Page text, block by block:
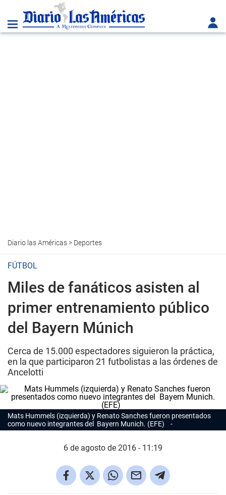
Diario las Américas> Deportes
FÚTBOL
Miles de fanáticos asisten al
primer entrenamiento público
del Bayern Múnich
Cerca de 15.000 espectadores siguieron la práctica,
en la que participaron 21 futbolistas a las órdenes de
Ancelotti
Mats Hummels (izquierda) y Renato Sanches fueron presentados
como nuevo integrantes del Bayern Munich. (EFE)
6 de agosto de 2016 - 11:19